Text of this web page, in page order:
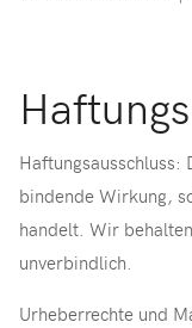
bindende Wirkung,
handelt. Wir
unverbindlich.
Urheberrechte und